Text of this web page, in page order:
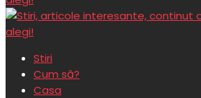
Stiri
Cum să?
Casa